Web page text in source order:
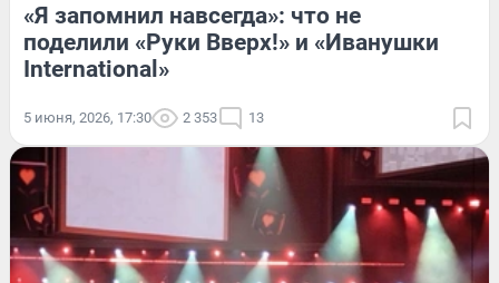
«Я запомнил навсегда»: что не
поделили «Руки Вверх!» и «Иванушки
International»
5 июня, 2026, 17:30 2 353 13